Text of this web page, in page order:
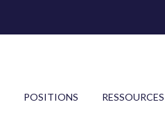
POSITIONS RESSOURCES